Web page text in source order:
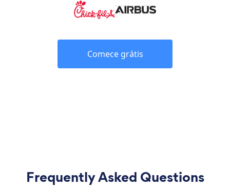
Comece grátis
Frequently Asked Questions